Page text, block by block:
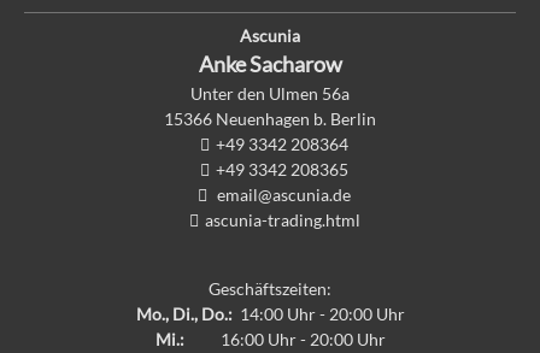
Ascunia
AnkeSacharow
Unter den Ulmen 56a
15366 Neuenhagen b. Berlin
+49 3342 208364
+49 3342 208365
email@ascunia.de
ascunia-trading.html
Geschäftszeiten:
Mo., Di., Do.:14:00 Uhr - 20:00 Uhr
Mi.:
16:00 Uhr - 20:00 Uhr